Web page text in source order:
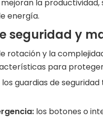
la
energía.
seguridad y
rotación y la
para
los guardias de
los botones o